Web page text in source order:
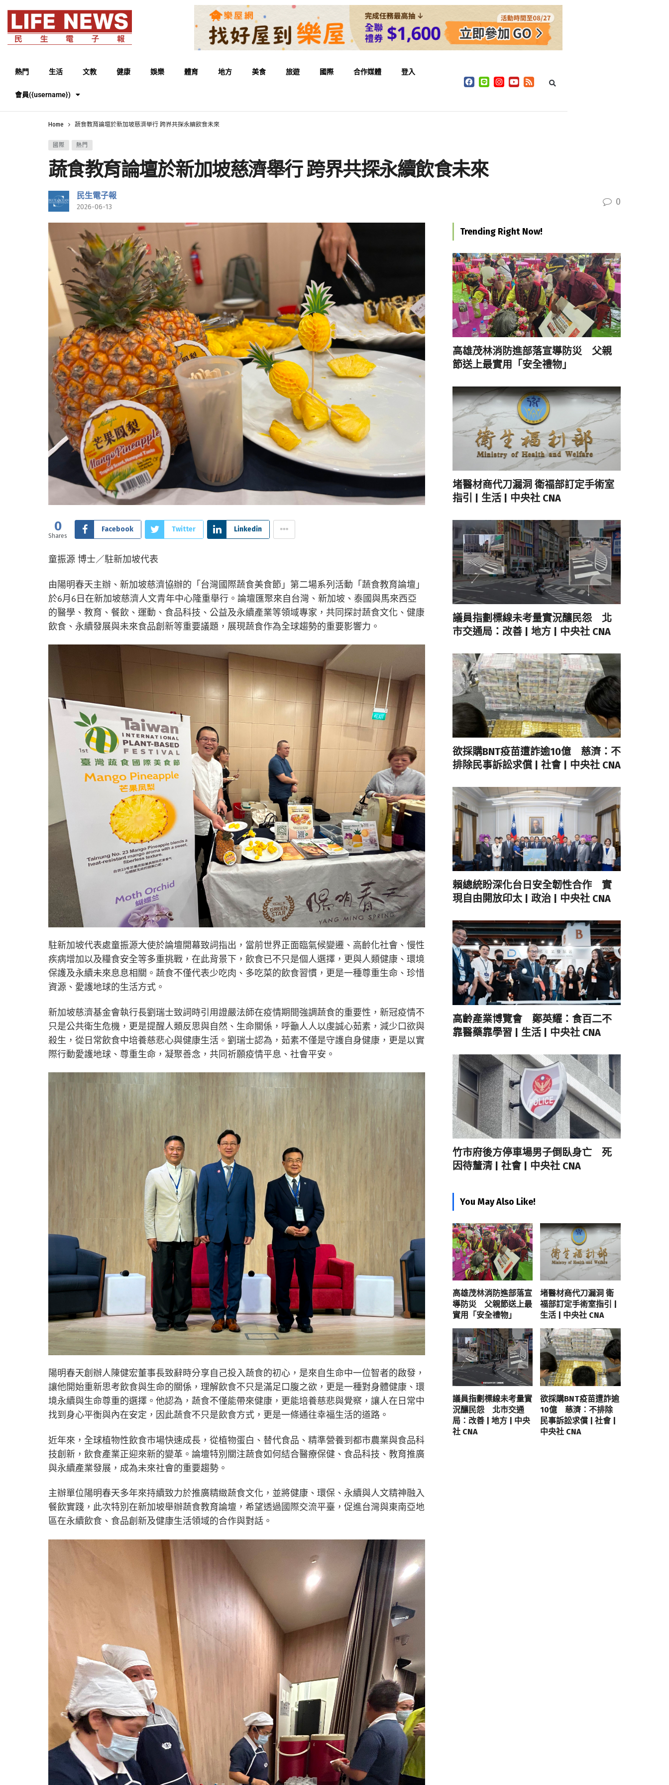
熱門 生活 文教 健康 娛樂 體育 地方 美食 旅遊 國際 合作媒體 登入
會員({username})
Home 蔬食教育論壇於新加坡慈濟舉行 跨界共探永續飲食未來
國際 熱門
蔬食教育論壇於新加坡慈濟舉行 跨界共探永續飲食未來
民生電子報
2026-06-13 0
0
Shares
Facebook Twitter Linkedin
童振源 博士／駐新加坡代表
由陽明春天主辦、新加坡慈濟協辦的「台灣國際蔬食美食節」第二場系列活動「蔬食教育論壇」
於6月6日在新加坡慈濟人文青年中心隆重舉行。論壇匯聚來自台灣、新加坡、泰國與馬來西亞
的醫學、教育、餐飲、運動、食品科技、公益及永續產業等領域專家，共同探討蔬食文化、健康
飲食、永續發展與未來食品創新等重要議題，展現蔬食作為全球趨勢的重要影響力。
駐新加坡代表處童振源大使於論壇開幕致詞指出，當前世界正面臨氣候變遷、高齡化社會、慢性
疾病增加以及糧食安全等多重挑戰，在此背景下，飲食已不只是個人選擇，更與人類健康、環境
保護及永續未來息息相關。蔬食不僅代表少吃肉、多吃菜的飲食習慣，更是一種尊重生命、珍惜
資源、愛護地球的生活方式。
新加坡慈濟基金會執行長劉瑞士致詞時引用證嚴法師在疫情期間強調蔬食的重要性，新冠疫情不
只是公共衛生危機，更是提醒人類反思與自然、生命關係，呼籲人人以虔誠心茹素，減少口欲與
殺生，從日常飲食中培養慈悲心與健康生活。劉瑞士認為，茹素不僅是守護自身健康，更是以實
際行動愛護地球、尊重生命，凝聚善念，共同祈願疫情平息、社會平安。
陽明春天創辦人陳健宏董事長致辭時分享自己投入蔬食的初心，是來自生命中一位智者的啟發，
讓他開始重新思考飲食與生命的關係，理解飲食不只是滿足口腹之欲，更是一種對身體健康、環
境永續與生命尊重的選擇。他認為，蔬食不僅能帶來健康，更能培養慈悲與覺察，讓人在日常中
找到身心平衡與內在安定，因此蔬食不只是飲食方式，更是一條通往幸福生活的道路。
近年來，全球植物性飲食市場快速成長，從植物蛋白、替代食品、精準營養到都市農業與食品科
技創新，飲食產業正迎來新的變革。論壇特別關注蔬食如何結合醫療保健、食品科技、教育推廣
與永續產業發展，成為未來社會的重要趨勢。
主辦單位陽明春天多年來持續致力於推廣精緻蔬食文化，並將健康、環保、永續與人文精神融入
餐飲實踐，此次特別在新加坡舉辦蔬食教育論壇，希望透過國際交流平臺，促進台灣與東南亞地
區在永續飲食、食品創新及健康生活領域的合作與對話。
Trending Right Now!
高雄茂林消防進部落宣導防災 父親
節送上最實用「安全禮物」
堵醫材商代刀漏洞 衛福部訂定手術室
指引 | 生活 | 中央社 CNA
議員指劃標線未考量實況釀民怨 北
市交通局：改善 | 地方 | 中央社 CNA
欲採購BNT疫苗遭詐逾10億 慈濟：不
排除民事訴訟求償 | 社會 | 中央社 CNA
賴總統盼深化台日安全韌性合作 實
現自由開放印太 | 政治 | 中央社 CNA
高齡產業博覽會 鄭英耀：食百二不
靠醫藥靠學習 | 生活 | 中央社 CNA
竹市府後方停車場男子倒臥身亡 死
因待釐清 | 社會 | 中央社 CNA
You May Also Like!
高雄茂林消防進部落宣
導防災 父親節送上最
實用「安全禮物」
堵醫材商代刀漏洞 衛
福部訂定手術室指引 |
生活 | 中央社 CNA
議員指劃標線未考量實
況釀民怨 北市交通
局：改善 | 地方 | 中央
社 CNA
欲採購BNT疫苗遭詐逾
10億 慈濟：不排除
民事訴訟求償 | 社會 |
中央社 CNA